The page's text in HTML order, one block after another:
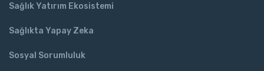
Sağlık Yatırım Ekosistemi
Sağlıkta Yapay Zeka
Sosyal Sorumluluk